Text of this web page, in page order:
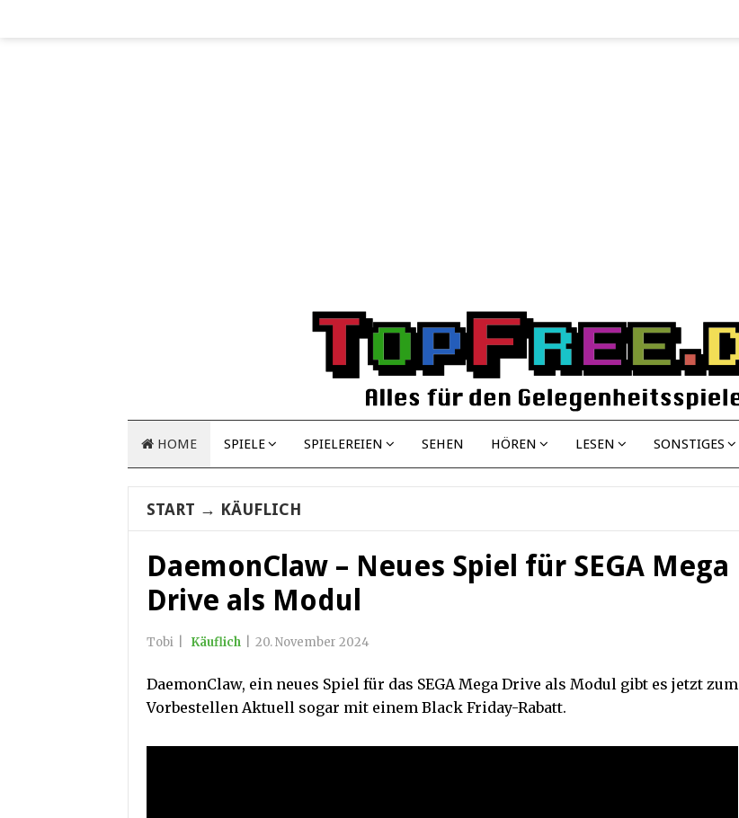
HOME SPIELE SPIELEREIEN SEHEN HÖREN LESEN SONSTIGES
START → KÄUFLICH
DaemonClaw – Neues Spiel für SEGA Mega
Drive als Modul
Tobi Käuflich 20. November 2024
DaemonClaw, ein neues Spiel für das SEGA Mega Drive als Modul gibt es jetzt zum
Vorbestellen Aktuell sogar mit einem Black Friday-Rabatt.